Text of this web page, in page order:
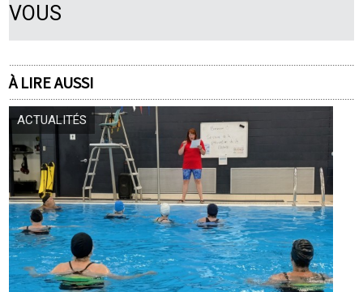
VOUS
À LIRE AUSSI
ACTUALITÉS